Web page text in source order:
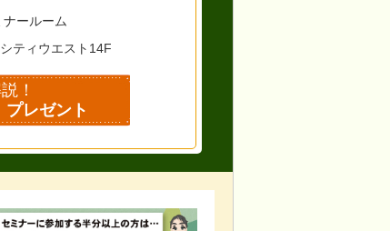
ナールーム
ティウエスト14F
！
プレゼント